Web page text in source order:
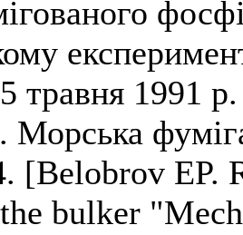
травня 1991
Морська
[Belobrov EP.
bulker